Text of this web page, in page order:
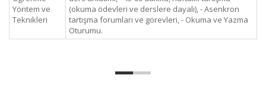
Yöntem ve
Teknikleri
(okuma ödevleri ve derslere dayalı), - Asenkron
tartışma forumları ve görevleri, - Okuma ve Yazma
Oturumu.